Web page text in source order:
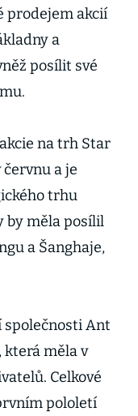
nejdražší
primární akcie
prodejem akcií
a
posílit své
na trh Star
a je
trhu
by měla posílil
a Šanghaje,
společnosti Ant
která měla v
Celkové
pololetí